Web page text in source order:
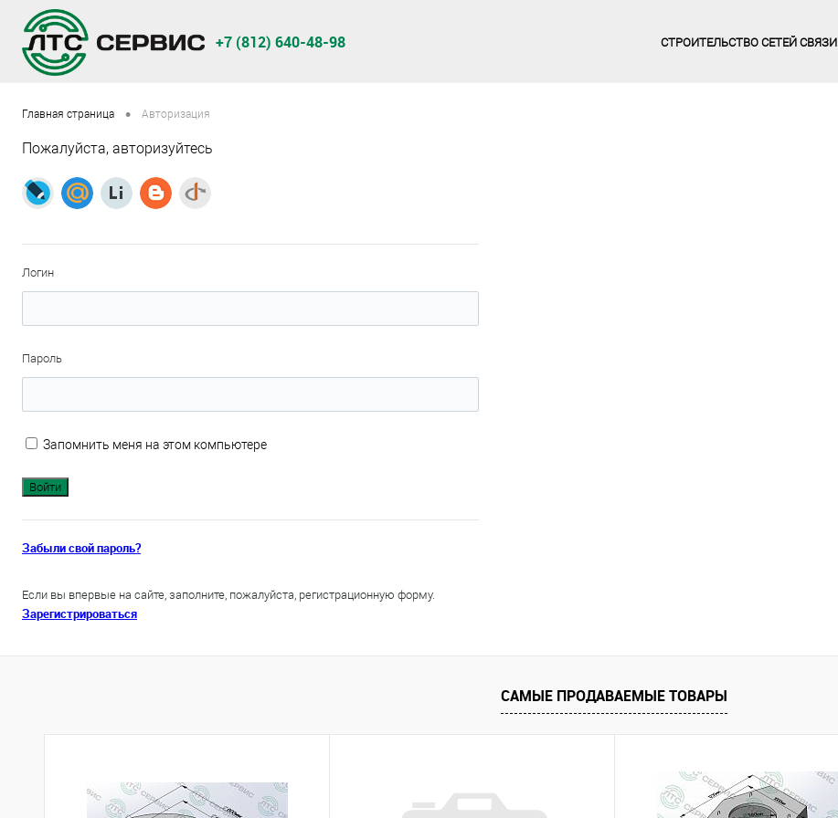
+7 (812) 640-48-98 СТРОИТЕЛЬСТВО СЕТЕЙ СВЯЗИ
Главная страница • Авторизация
Пожалуйста, авторизуйтесь
Логин
Пароль
Запомнить меня на этом компьютере
Забыли свой пароль?
Если вы впервые на сайте, заполните, пожалуйста, регистрационную форму.
Зарегистрироваться
САМЫЕ ПРОДАВАЕМЫЕ ТОВАРЫ